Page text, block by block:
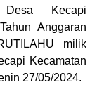
Kecapi
Anggaran
milik
Kecamatan
27/05/2024.